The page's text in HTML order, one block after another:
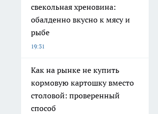
свекольная хреновина:
обалденно вкусно к мясу и
рыбе
19:31
Как на рынке не купить
кормовую картошку вместо
столовой: проверенный
способ